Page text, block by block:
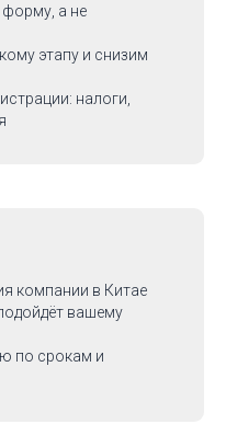
а не
этапу и снизим
налоги,
компании в Китае
вашему
по срокам и